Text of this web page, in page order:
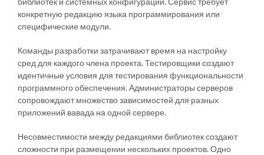
конкретную редакцию языка программирования или
специфические модули.
Команды разработки затрачивают время на настройку
сред для каждого члена проекта. Тестировщики создают
идентичные условия для тестирования функциональности
программного обеспечения. Администраторы серверов
сопровождают множество зависимостей для разных
приложений вавада на одной сервере.
Несовместимости между редакциями библиотек создают
сложности при размещении нескольких проектов. Одно